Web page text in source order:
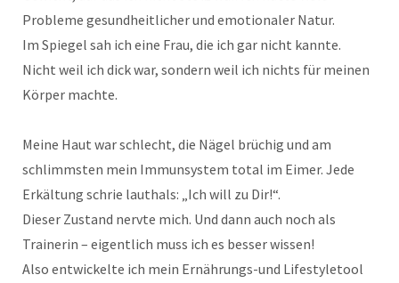
Probleme gesundheitlicher und emotionaler Natur.
Im Spiegel sah ich eine Frau, die ich gar nicht kannte.
Nicht weil ich dick war, sondern weil ich nichts für meinen
Körper machte.
Meine Haut war schlecht, die Nägel brüchig und am
schlimmsten mein Immunsystem total im Eimer. Jede
Erkältung schrie lauthals: „Ich will zu Dir!“.
Dieser Zustand nervte mich. Und dann auch noch als
Trainerin – eigentlich muss ich es besser wissen!
Also entwickelte ich mein Ernährungs-und Lifestyletool